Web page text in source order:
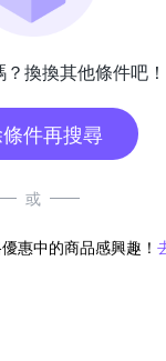
換換其他條件吧！
件再搜尋
或
惠中的商品感興趣！